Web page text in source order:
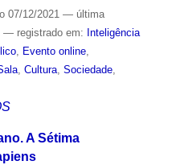
07/12/2021 — última
— registrado em: Inteligência
, Evento online,
, Cultura, Sociedade,
A Sétima